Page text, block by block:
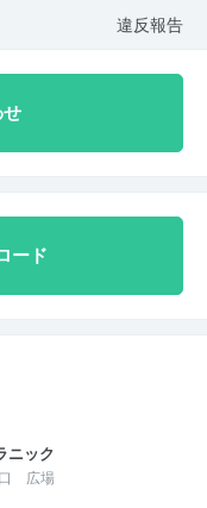
違反報告
ード
ニック
口 広場